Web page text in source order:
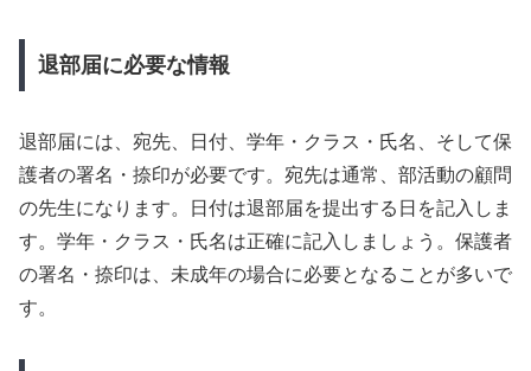
退部届に必要な情報
退部届には、宛先、日付、学年・クラス・氏名、そして保
護者の署名・捺印が必要です。宛先は通常、部活動の顧問
の先生になります。日付は退部届を提出する日を記入しま
す。学年・クラス・氏名は正確に記入しましょう。保護者
の署名・捺印は、未成年の場合に必要となることが多いで
す。